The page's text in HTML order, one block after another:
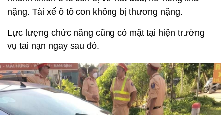
nặng. Tài xế ô tô con không bị thương nặng.
Lực lượng chức năng cũng có mặt tại hiện trường
vụ tai nạn ngay sau đó.